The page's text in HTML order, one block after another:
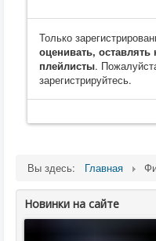
Только
оценивать,
плейлисты.
зарегистрируйтесь.
Вы здесь: Главная
Новинки на сайте